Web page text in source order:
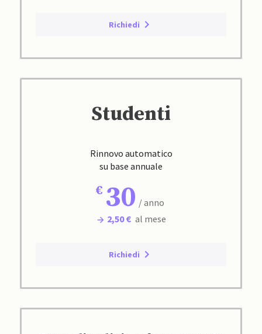
Richiedi
Studenti
Rinnovo automatico
su base annuale
30 / anno
2,50 € al mese
Richiedi